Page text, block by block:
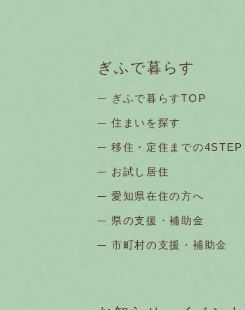
ぎふで暮らす
ぎふで暮らすTOP
住まいを探す
移住・定住までの4STEP
お試し居住
愛知県在住の方へ
県の支援・補助金
市町村の支援・補助金